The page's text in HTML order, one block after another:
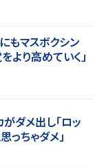
もマスボクシン
り高めていく」
がダメ出し「ロッ
っちゃダメ」